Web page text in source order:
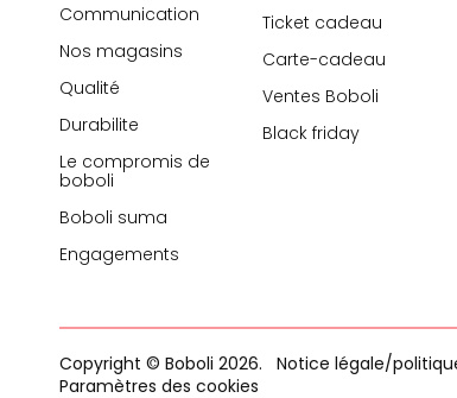
Communication
Nos magasins
Qualité
Durabilite
Le compromis de
boboli
Boboli suma
Engagements
Ticket cadeau
Carte-cadeau
Ventes Boboli
Black friday
Copyright © Boboli 2026. Notice légale/
Paramètres des cookies